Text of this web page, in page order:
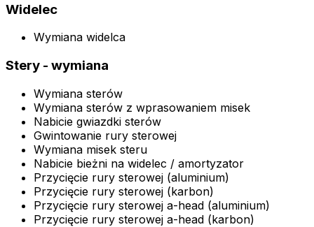
Widelec
Wymiana widelca
Stery - wymiana
Wymiana sterów
Wymiana sterów z wprasowaniem misek
Nabicie gwiazdki sterów
Gwintowanie rury sterowej
Wymiana misek steru
Nabicie bieżni na widelec / amortyzator
Przycięcie rury sterowej (aluminium)
Przycięcie rury sterowej (karbon)
Przycięcie rury sterowej a-head (aluminium)
Przycięcie rury sterowej a-head (karbon)